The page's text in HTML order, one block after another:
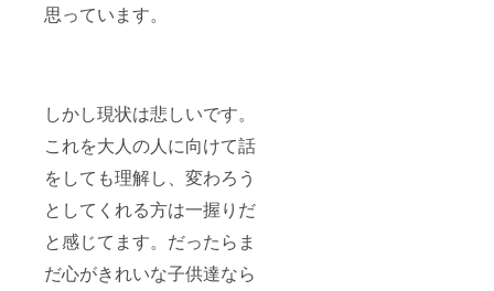
思っています。
しかし現状は悲しいです。
これを大人の人に向けて話
をしても理解し、変わろう
としてくれる方は一握りだ
と感じてます。だったらま
だ心がきれいな子供達なら